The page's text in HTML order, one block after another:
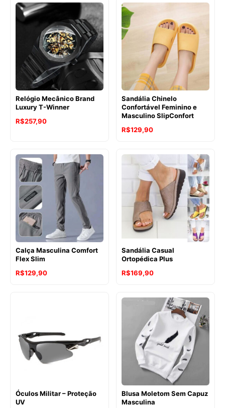
Relógio Mecânico Brand
Luxury T-Winner
R$257,90
Sandália Chinelo
Confortável Feminino e
Masculino SlipConfort
R$129,90
Calça Masculina Comfort
Flex Slim
R$129,90
Sandália Casual
Ortopédica Plus
R$169,90
Óculos Militar – Proteção
UV
Blusa Moletom Sem Capuz
Masculina